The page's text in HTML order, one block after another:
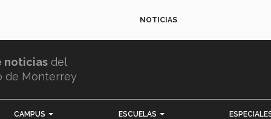
NOTICIAS
noticias del
de Monterrey
CAMPUS ESCUELAS